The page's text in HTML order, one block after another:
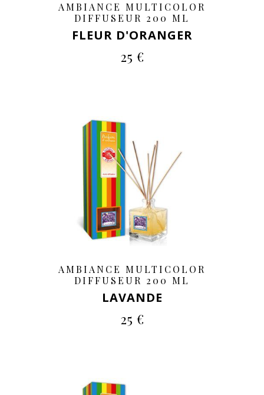
AMBIANCE MULTICOLOR
DIFFUSEUR 200 ML
FLEUR D'ORANGER
25 €
AMBIANCE MULTICOLOR
DIFFUSEUR 200 ML
LAVANDE
25 €